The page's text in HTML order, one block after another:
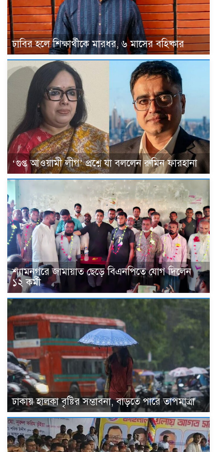
ঢাবির হলে শিক্ষার্থীকে মারধর, ৬ মাসের বহিষ্কার
‘গুপ্ত আওয়ামী লীগ’ প্রশ্নে যা বললেন রুমিন ফারহানা
শ্যামনগরে জামায়াত ছেড়ে বিএনপিতে যোগ দিলেন
১২ কর্মী
ঢাকায় হালকা বৃষ্টির সম্ভাবনা, বাড়তে পারে তাপমাত্রা